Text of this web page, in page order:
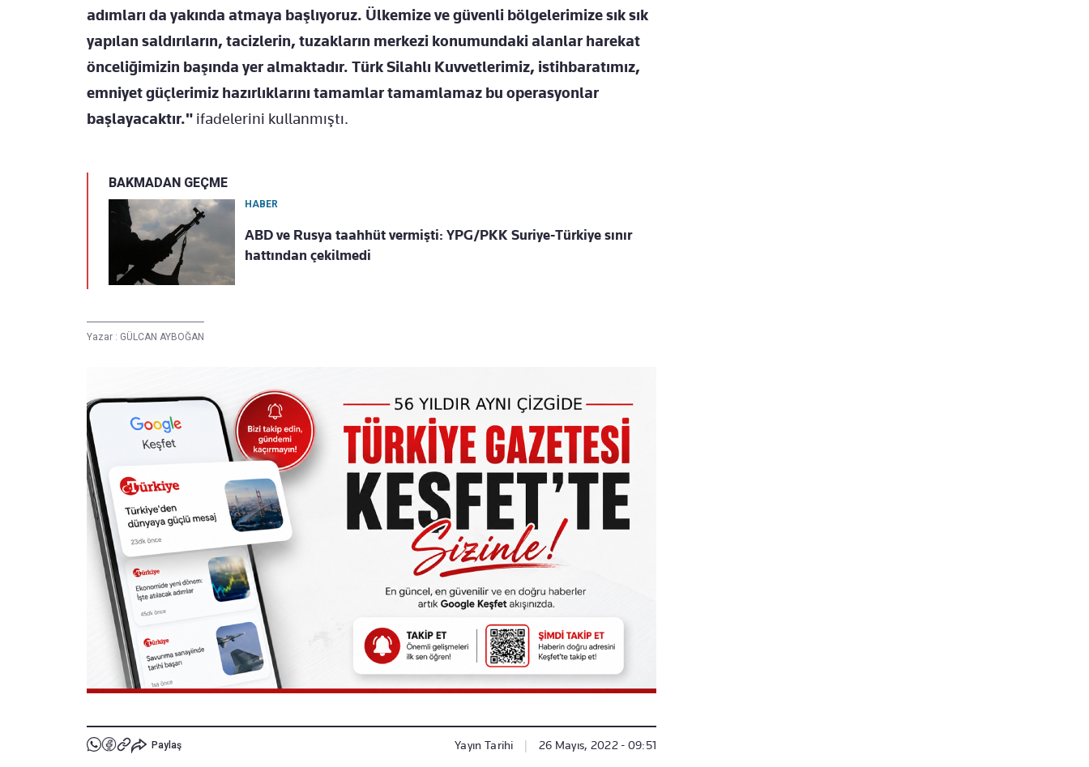
adımları da yakında atmaya başlıyoruz. Ülkemize ve güvenli bölgelerimize sık sık
yapılan saldırıların, tacizlerin, tuzakların merkezi konumundaki alanlar harekat
önceliğimizin başında yer almaktadır. Türk Silahlı Kuvvetlerimiz, istihbaratımız,
emniyet güçlerimiz hazırlıklarını tamamlar tamamlamaz bu operasyonlar
başlayacaktır." ifadelerini kullanmıştı.
BAKMADAN GEÇME
HABER
ABD ve Rusya taahhüt vermişti: YPG/PKK Suriye-Türkiye sınır
hattından çekilmedi
Yazar : GÜLCAN AYBOĞAN
Paylaş Yayın Tarihi 26 Mayıs, 2022 - 09:51